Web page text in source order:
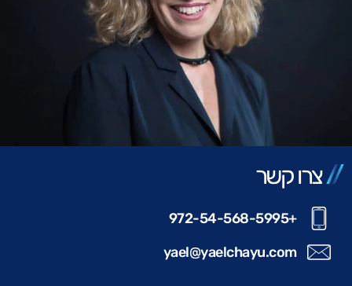
צרו קשר
+972-54-568-5995
yael@yaelchayu.com